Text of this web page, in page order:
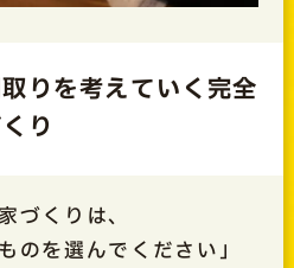
りを考えていく完全
り
づくりは、
のを選んでください」